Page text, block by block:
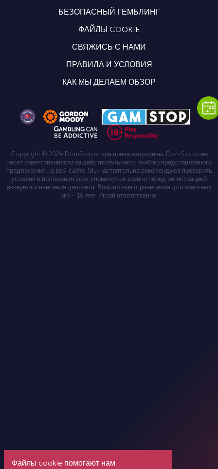
БЕЗОПАСНЫЙ ГЕМБЛИНГ
ФАЙЛЫ COOKIE
СВЯЖИСЬ С НАМИ
ПРАВИЛА И УСЛОВИЯ
КАК МЫ ДЕЛАЕМ ОБЗОР
Copyright © 2024 DomSlotov, все права защищены. DomSlotov не
несет ответственности за действительность любого представленного
предложения на веб-сайте. Мы настоятельно рекомендуем проверить
условия и положения всех упомянутых казино перед регистрацией
аккаунта и внесения депозита. Возрастные ограничения для азартных
игр – 18 лет. Играй ответственно.
Файлы cookie помогают нам